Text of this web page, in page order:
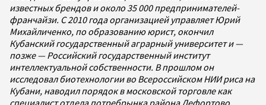
известных брендов и около 35 000 предпринимателей-
франчайзи. С 2010 года организацией управляет Юрий
Михайличенко, по образованию юрист, окончил
Кубанский государственный аграрный университет и —
позже — Российский государственный институт
интеллектуальной собственности. В прошлом он
исследовал биотехнологии во Всероссийском НИИ риса на
Кубани, наводил порядок в московской торговле как
специалист отдела потребрынка района Лефортово,